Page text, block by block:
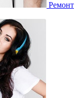
Ремонт